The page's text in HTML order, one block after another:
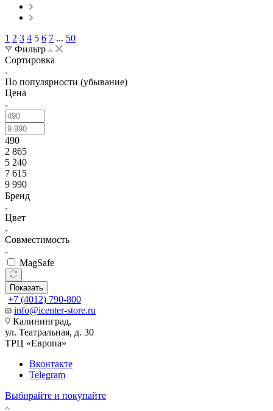
1 2 3 4 5 6 7 ... 50
Фильтр
Сортировка
По популярности (убывание)
Цена
490
2 865
5 240
7 615
9 990
Бренд
Цвет
Совместимость
MagSafe
Показать
+7 (4012) 790-800
info@icenter-store.ru
Калининград,
ул. Театральная, д. 30
ТРЦ «Европа»
Вконтакте
Telegram
Выбирайте и покупайте